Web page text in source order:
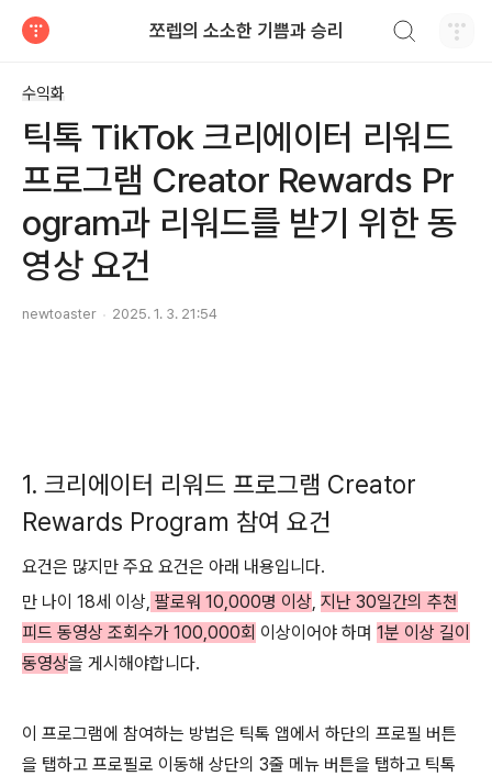
쪼렙의 소소한 기쁨과 승리
수익화
틱톡 TikTok 크리에이터 리워드
프로그램 Creator Rewards Pr
ogram과 리워드를 받기 위한 동
영상 요건
newtoaster 2025. 1. 3. 21:54
1. 크리에이터 리워드 프로그램 Creator
Rewards Program 참여 요건
요건은 많지만 주요 요건은 아래 내용입니다.
만 나이 18세 이상, 팔로워 10,000명 이상, 지난 30일간의 추천
피드 동영상 조회수가 100,000회 이상이어야 하며 1분 이상 길이
동영상을 게시해야합니다.
이 프로그램에 참여하는 방법은 틱톡 앱에서 하단의 프로필 버튼
을 탭하고 프로필로 이동해 상단의 3줄 메뉴 버튼을 탭하고 틱톡